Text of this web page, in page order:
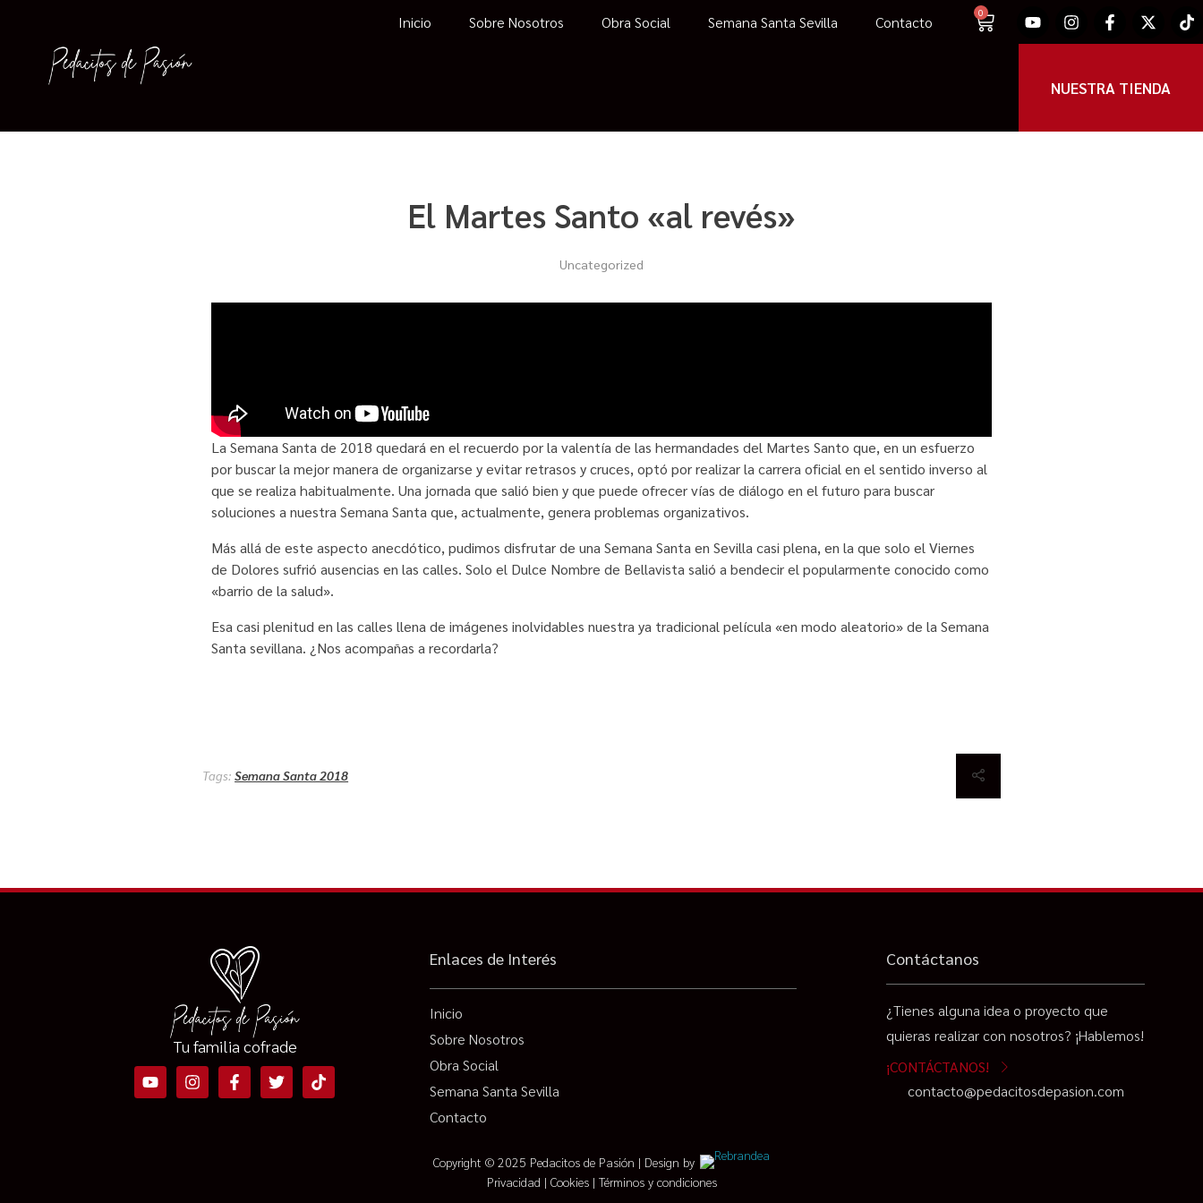
Inicio Sobre Nosotros Obra Social Semana Santa Sevilla Contacto 0
NUESTRA TIENDA
El Martes Santo «al revés»
Uncategorized
La Semana Santa de 2018 quedará en el recuerdo por la valentía de las hermandades del Martes Santo que, en un esfuerzo
por buscar la mejor manera de organizarse y evitar retrasos y cruces, optó por realizar la carrera oficial en el sentido inverso al
que se realiza habitualmente. Una jornada que salió bien y que puede ofrecer vías de diálogo en el futuro para buscar
soluciones a nuestra Semana Santa que, actualmente, genera problemas organizativos.
Más allá de este aspecto anecdótico, pudimos disfrutar de una Semana Santa en Sevilla casi plena, en la que solo el Viernes
de Dolores sufrió ausencias en las calles. Solo el Dulce Nombre de Bellavista salió a bendecir el popularmente conocido como
«barrio de la salud».
Esa casi plenitud en las calles llena de imágenes inolvidables nuestra ya tradicional película «en modo aleatorio» de la Semana
Santa sevillana. ¿Nos acompañas a recordarla?
Tags:Semana Santa 2018
Tu familia cofrade
Enlaces de Interés
Inicio
Sobre Nosotros
Obra Social
Semana Santa Sevilla
Contacto
Contáctanos
¿Tienes alguna idea o proyecto que
quieras realizar con nosotros? ¡Hablemos!
¡CONTÁCTANOS!
contacto@pedacitosdepasion.com
Copyright © 2025 Pedacitos de Pasión | Design by
Privacidad | Cookies| Términos y condiciones